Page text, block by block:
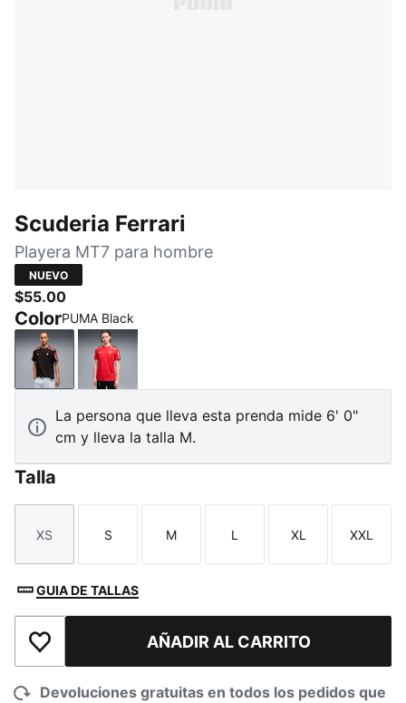
Scuderia Ferrari
Playera MT7 para hombre
NUEVO
$55.00
ColorPUMA Black
PUMA BlackRosso Corsa
La persona que lleva esta prenda mide 6' 0"
cm y lleva la talla M.
Talla
Talla
XS
Talla
S
Talla
M
Talla
L
Talla
XL
Talla
XXL
GUIA DE TALLAS
Añadir a la lista de deseosAÑADIR AL CARRITO
Devoluciones gratuitas en todos los pedidos que